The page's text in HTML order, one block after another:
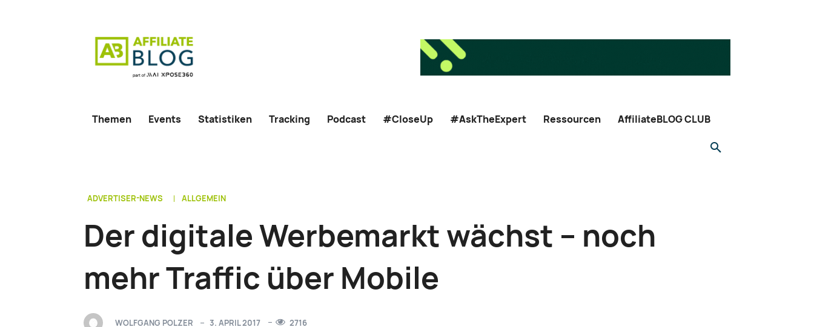
Themen Events Statistiken Tracking Podcast #CloseUp #AskTheExpert Ressourcen AffiliateBLOG CLUB
ADVERTISER-NEWS ALLGEMEIN
Der digitale Werbemarkt wächst – noch
mehr Traffic über Mobile
WOLFGANG POLZER 3. APRIL 2017 2716